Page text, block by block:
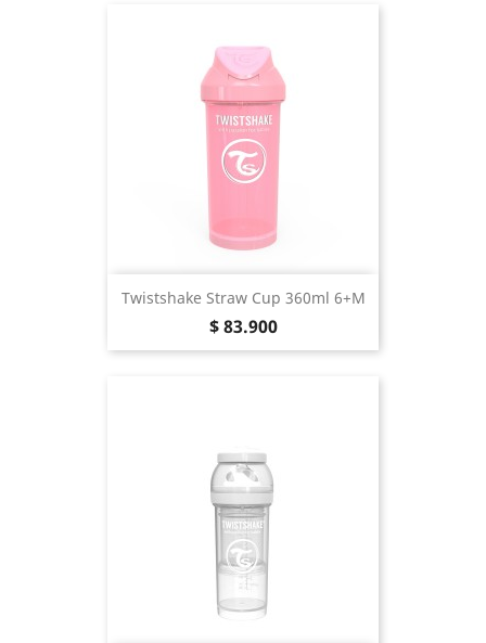
Twistshake Straw Cup 360ml 6+m
Precio
$ 83.900